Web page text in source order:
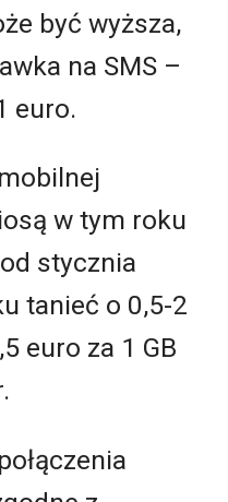
być wyższa,
na SMS –
euro.
w tym roku
stycznia
tanieć o 0,5-2
euro za 1 GB